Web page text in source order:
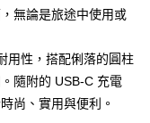
無論是旅途中使用或
用性，搭配俐落的圓柱
隨附的 USB-C 充電
尚、實用與便利。